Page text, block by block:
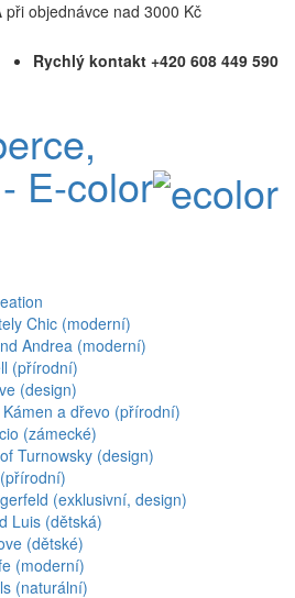
při objednávce nad 3000 Kč
Rychlý kontakt +420 608 449 590
E-color
Chic (moderní)
Andrea (moderní)
(přírodní)
(design)
Kámen a dřevo (přírodní)
(zámecké)
Turnowsky (design)
(exklusivní, design)
Luis (dětská)
(dětské)
(moderní)
(naturální)